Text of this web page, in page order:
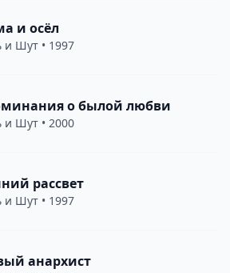
и осёл
и Шут • 1997
о былой любви
и Шут • 2000
рассвет
и Шут • 1997
анархист